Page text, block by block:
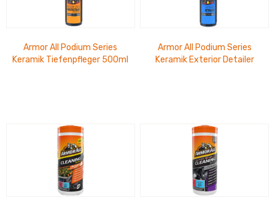
Armor All Podium Series
Keramik Tiefenpfleger 500ml
Armor All Podium Series
Keramik Exterior Detailer